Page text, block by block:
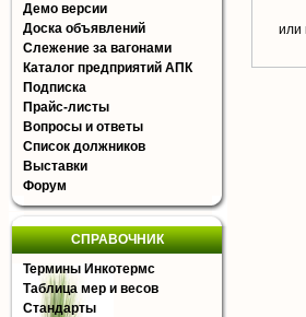
Демо версии
Доска объявлений
Слежение за вагонами
Каталог предприятий АПК
Подписка
Прайс-листы
Вопросы и ответы
Список должников
Выставки
Форум
СПРАВОЧНИК
Термины Инкотермс
Таблица мер и весов
Стандарты
или